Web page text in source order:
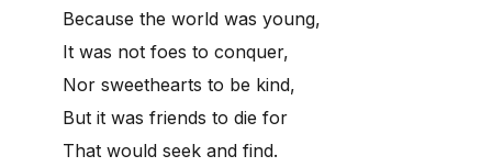
Because the world was young,
It was not foes to conquer,
Nor sweethearts to be kind,
But it was friends to die for
That would seek and find.